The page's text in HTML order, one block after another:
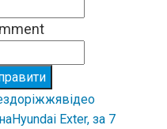
відео
Hyundai Exter, за 7